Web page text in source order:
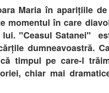
Maria în aparițiile
momentul în care
"Ceasul Satanei"
dumneavoastră.
timpul pe care-l
chiar mai